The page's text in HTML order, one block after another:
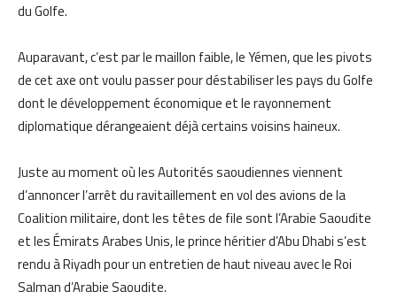
du Golfe.
Auparavant, c’est par le maillon faible, le Yémen, que les pivots
de cet axe ont voulu passer pour déstabiliser les pays du Golfe
dont le développement économique et le rayonnement
diplomatique dérangeaient déjà certains voisins haineux.
Juste au moment où les Autorités saoudiennes viennent
d’annoncer l’arrêt du ravitaillement en vol des avions de la
Coalition militaire, dont les têtes de file sont l’Arabie Saoudite
et les Émirats Arabes Unis, le prince héritier d’Abu Dhabi s’est
rendu à Riyadh pour un entretien de haut niveau avec le Roi
Salman d’Arabie Saoudite.